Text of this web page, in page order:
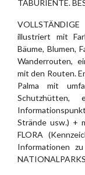
TABURIENTE.
illustriert mit
Bäume, Blumen,
Wanderrouten,
mit den Routen.
Palma mit
Schutzhütten,
Strände usw.) +
FLORA
Informationen zu